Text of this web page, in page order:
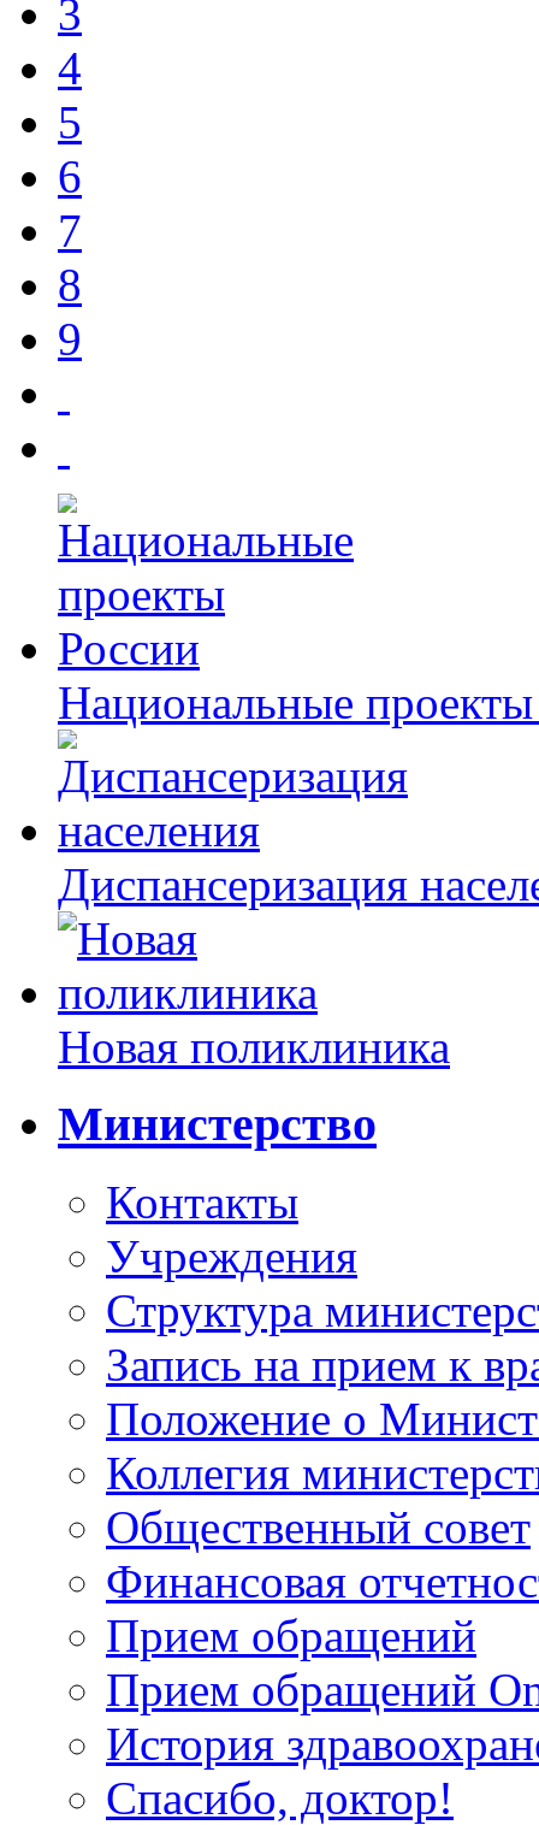
3
4
5
6
7
8
9
Национальные
Диспансеризация
Новая поликлиника
Министерство
Контакты
Учреждения
Структура
Запись на прием к
Положение о
Коллегия
Общественный совет
Финансовая
Прием обращений
Прием обращений
История
Спасибо, доктор!